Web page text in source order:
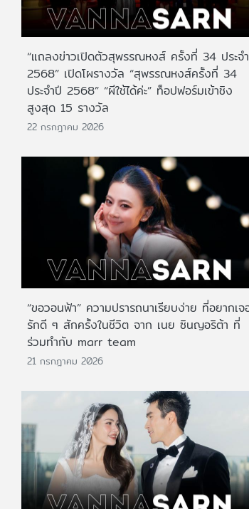
“แถลงข่าวเปิดตัวสุพรรณหงส์ ครั้งที่ 34 ประจ
2568” เปิดโผรางวัล “สุพรรณหงส์ครั้งที่ 34
ประจำปี 2568” “ผีใช้ได้ค่ะ” ท็อปฟอร์มเข้าชิง
สูงสุด 15 รางวัล
22 กรกฎาคม 2026
“ขอวอนฟ้า” ความปรารถนาเรียบง่าย ที่อยากเจ
รักดี ๆ สักครั้งในชีวิต จาก เนย ซินญอริต้า ที่
ร่วมทำกับ marr team
21 กรกฎาคม 2026